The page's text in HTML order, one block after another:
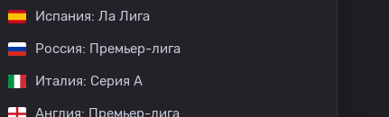
Испания: Ла Лига
Россия: Премьер-лига
Италия: Серия А
Англия: Премьер-лига